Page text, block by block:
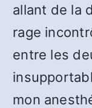
allant de la
rage
entre les
mon